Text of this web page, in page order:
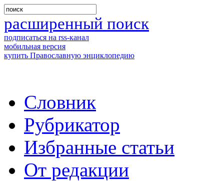
расширенный поиск
подписаться на rss-канал
мобильная версия
купить Православную энциклопедию
Словник
Рубрикатор
Избранные статьи
От редакции